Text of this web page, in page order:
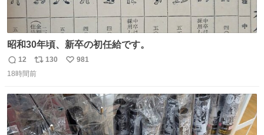
昭和30年頃、新卒の初任給です。
返
信
12
リ
ポ
ト
数
130
い
数
981
18時間前